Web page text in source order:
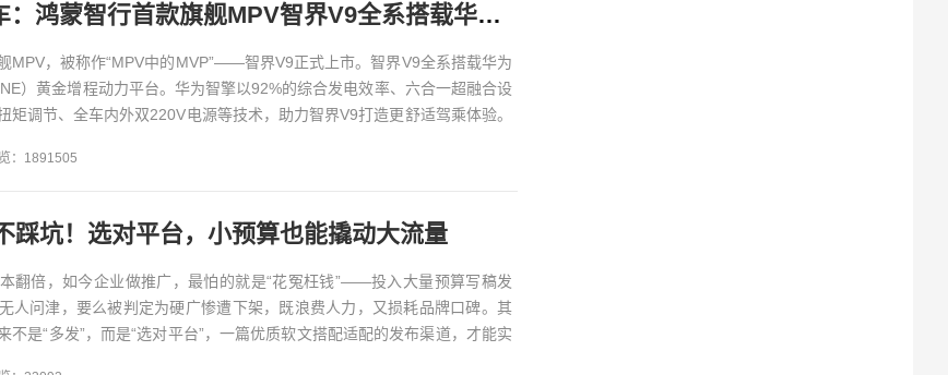
助力车企造好车：鸿蒙智行首款旗舰MPV智界V9全系搭载华为智擎
MPV，被称作“MPV中的MVP”——智界V9正式上市。智界V9全系搭载华为
）黄金增程动力平台。华为智擎以92%的综合发电效率、六合一超融合设
矩调节、全车内外双220V电源等技术，助力智界V9打造更舒适驾乘体验。
：1891505
踩坑！选对平台，小预算也能撬动大流量
翻倍，如今企业做推广，最怕的就是“花冤枉钱”——投入大量预算写稿发
人问津，要么被判定为硬广惨遭下架，既浪费人力，又损耗品牌口碑。其
不是“多发”，而是“选对平台”，一篇优质软文搭配适配的发布渠道，才能实